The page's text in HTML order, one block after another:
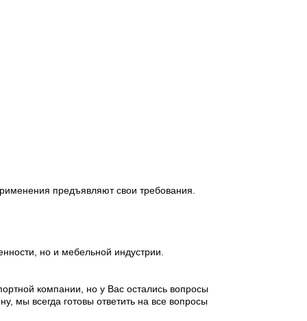
предъявляют свои требования.
но и мебельной индустрии.
компании, но у Вас остались вопросы
мы всегда готовы ответить на все вопросы